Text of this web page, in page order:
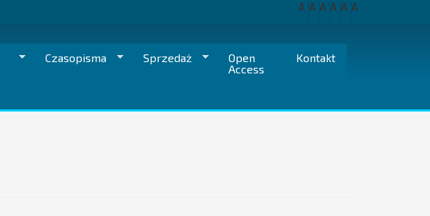
A A A A A A
Czasopisma Sprzedaż
Open
Access
Kontakt